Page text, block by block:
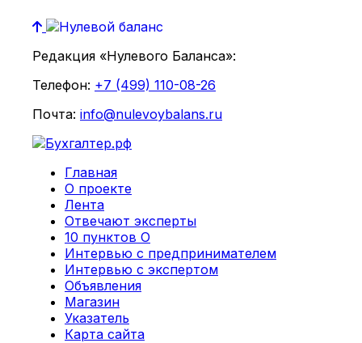
Редакция «Нулевого Баланса»:
Телефон: +7 (499) 110-08-26
Почта: info@nulevoybalans.ru
Главная
О проекте
Лента
Отвечают эксперты
10 пунктов О
Интервью с предпринимателем
Интервью с экспертом
Объявления
Магазин
Указатель
Карта сайта